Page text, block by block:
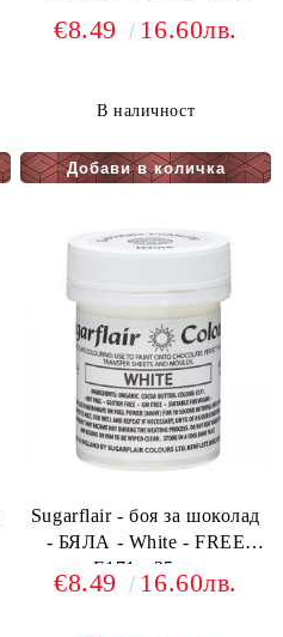
€8.49 16.60лв.
В наличност
Sugarflair - боя за шоколад
- БЯЛА - White - FREE
E171 - 35гр.
€8.49 16.60лв.